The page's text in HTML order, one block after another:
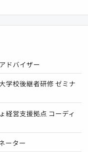
ドバイザー
学校後継者研修 ゼミナ
経営支援拠点 コーディ
ーター